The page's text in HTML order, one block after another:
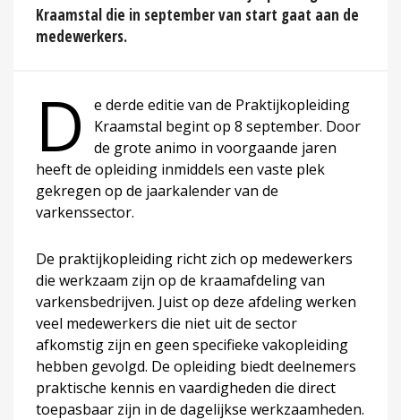
Kraamstal die in september van start gaat aan de
medewerkers.
D
e derde editie van de Praktijkopleiding
Kraamstal begint op 8 september. Door
de grote animo in voorgaande jaren
heeft de opleiding inmiddels een vaste plek
gekregen op de jaarkalender van de
varkenssector.
De praktijkopleiding richt zich op medewerkers
die werkzaam zijn op de kraamafdeling van
varkensbedrijven. Juist op deze afdeling werken
veel medewerkers die niet uit de sector
afkomstig zijn en geen specifieke vakopleiding
hebben gevolgd. De opleiding biedt deelnemers
praktische kennis en vaardigheden die direct
toepasbaar zijn in de dagelijkse werkzaamheden.